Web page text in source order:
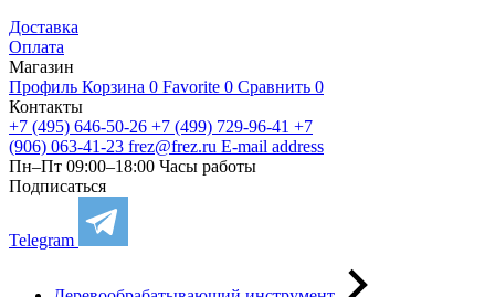
Доставка
Оплата
Магазин
Профиль Корзина 0 Favorite 0 Сравнить 0
Контакты
+7 (495) 646-50-26 +7 (499) 729-96-41 +7
(906) 063-41-23 frez@frez.ru E-mail address
Пн–Пт 09:00–18:00 Часы работы
Подписаться
Telegram